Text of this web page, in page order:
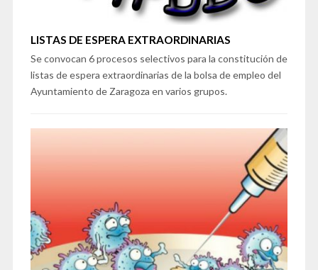
LISTAS DE ESPERA EXTRAORDINARIAS
Se convocan 6 procesos selectivos para la constitución de
listas de espera extraordinarias de la bolsa de empleo del
Ayuntamiento de Zaragoza en varios grupos.